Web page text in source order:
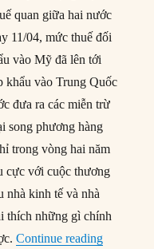
quan giữa hai nước
11/04, mức thuế đối
vào Mỹ đã lên tới
khẩu vào Trung Quốc
đưa ra các miễn trừ
song phương hàng
trong vòng hai năm
cực với cuộc thương
nhà kinh tế và nhà
thích những gì chính
Continue reading“Trung